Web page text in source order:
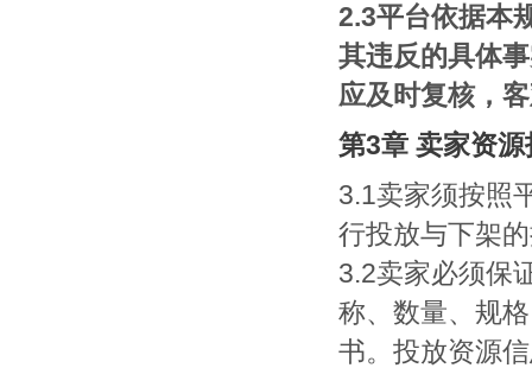
2.3平台依据本
其违反的具体
应及时复核，
第3章 卖家资
3.1卖家须按照
行投放与下架
3.2卖家必须保
称、数量、规
书。投放资源